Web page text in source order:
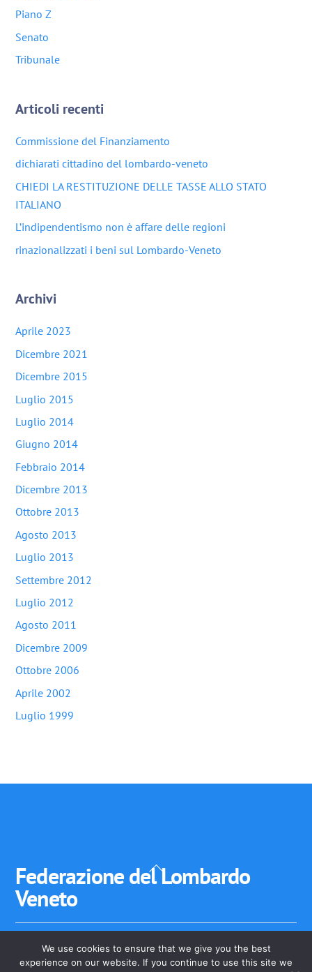
Piano Z
Senato
Tribunale
Articoli recenti
Commissione del Finanziamento
dichiarati cittadino del lombardo-veneto
CHIEDI LA RESTITUZIONE DELLE TASSE ALLO STATO
ITALIANO
L’indipendentismo non è affare delle regioni
rinazionalizzati i beni sul Lombardo-Veneto
Archivi
Aprile 2023
Dicembre 2021
Dicembre 2015
Luglio 2015
Luglio 2014
Giugno 2014
Febbraio 2014
Dicembre 2013
Ottobre 2013
Agosto 2013
Luglio 2013
Settembre 2012
Luglio 2012
Agosto 2011
Dicembre 2009
Ottobre 2006
Aprile 2002
Luglio 1999
Back
To
Federazione del Lombardo
Veneto
Federazione del Lombardo-Veneto - Stato Veneto, Stato
dell'Insubria Stato di Mantova
We use cookies to ensure that we give you the best
experience on our website. If you continue to use this site we